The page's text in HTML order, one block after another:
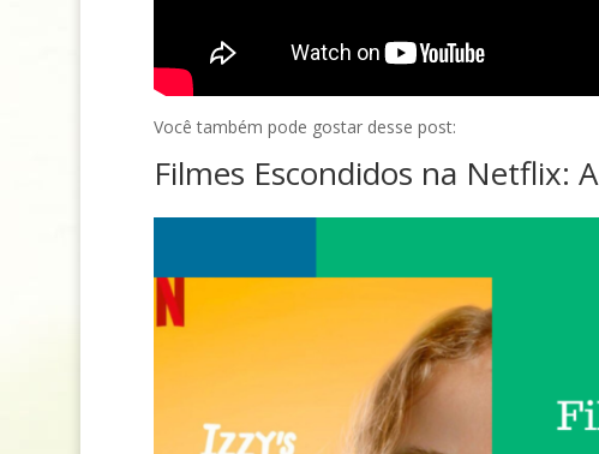
Você também pode gostar desse post:
Filmes Escondidos na Netflix: